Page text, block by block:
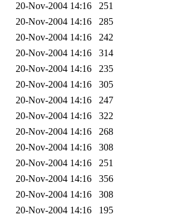
20-Nov-2004 14:16
251
20-Nov-2004 14:16
285
20-Nov-2004 14:16
242
20-Nov-2004 14:16
314
20-Nov-2004 14:16
235
20-Nov-2004 14:16
305
20-Nov-2004 14:16
247
20-Nov-2004 14:16
322
20-Nov-2004 14:16
268
20-Nov-2004 14:16
308
20-Nov-2004 14:16
251
20-Nov-2004 14:16
356
20-Nov-2004 14:16
308
20-Nov-2004 14:16
195